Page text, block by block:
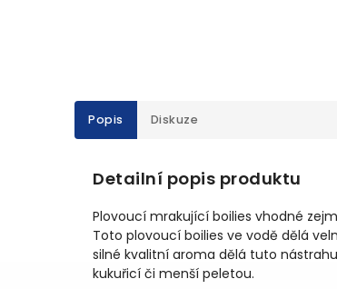
Popis Diskuze
Detailní popis produktu
Plovoucí mrakující boilies vhodné
Toto plovoucí boilies ve vodě dělá
silné kvalitní aroma dělá tuto
kukuřicí či menší peletou.